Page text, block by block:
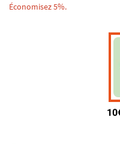
Économisez 5%.